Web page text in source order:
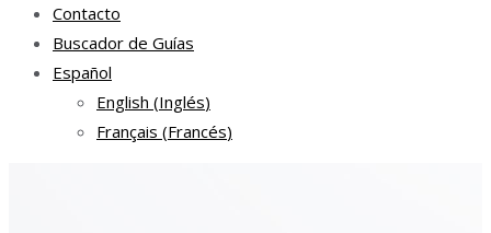
Contacto
Buscador de Guías
Español
English (Inglés)
Français (Francés)